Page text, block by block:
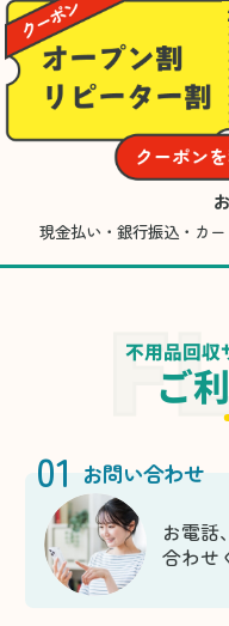
現金払い・銀行振込・カ
不用品回収
ご
01 お問い合わせ
お電話
合わせ